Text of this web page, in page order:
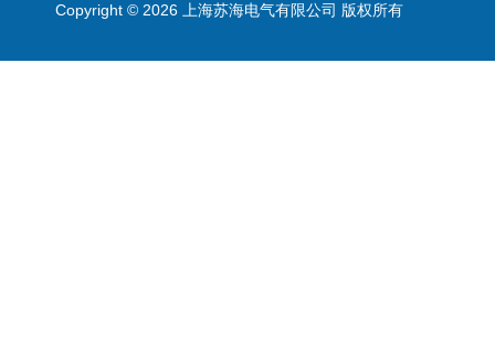
Copyright © 2026 上海苏海电气有限公司 版权所有